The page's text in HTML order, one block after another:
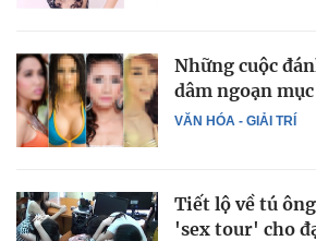
VĂN HÓA - GIẢI TRÍ
Những cuộc
dâm ngoạn mục
Tiết lộ về tú
'sex tour' cho